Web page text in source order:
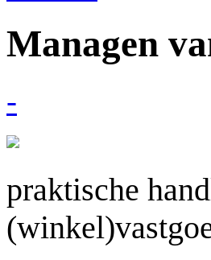
Managen
-
praktische